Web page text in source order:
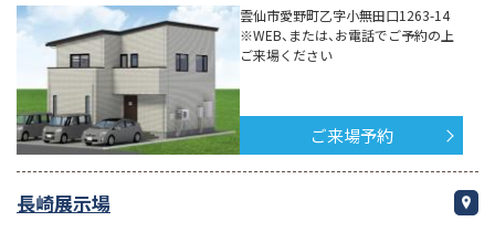
雲仙市愛野町乙字小無田口1263-14
※WEB、または、お電話でご予約の上
ご来場ください
ご来場予約
長崎展示場